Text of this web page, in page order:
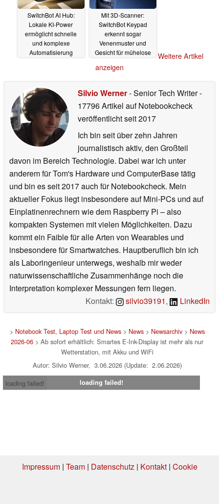
SwitchBot AI Hub:
Lokale KI-Power
ermöglicht schnelle
und komplexe
Automatisierung
Mit 3D-Scanner:
SwitchBot Keypad
erkennt sogar
Venenmuster und
Gesicht für mühelose
Weitere Artikel
anzeigen
Silvio Werner- Senior Tech Writer-
17796 Artikel auf Notebookcheck
veröffentlichtseit 2017
Ich bin seit über zehn Jahren
journalistisch aktiv, den Großteil
davon im Bereich Technologie. Dabei war ich unter
anderem für Tom's Hardware und ComputerBase tätig
und bin es seit 2017 auch für Notebookcheck. Mein
aktueller Fokus liegt insbesondere auf Mini-PCs und auf
Einplatinenrechnern wie dem Raspberry Pi – also
kompakten Systemen mit vielen Möglichkeiten. Dazu
kommt ein Faible für alle Arten von Wearables und
insbesondere für Smartwatches. Hauptberuflich bin ich
als Laboringenieur unterwegs, weshalb mir weder
naturwissenschaftliche Zusammenhänge noch die
Interpretation komplexer Messungen fern liegen.
Kontakt:
silvio39191, LinkedIn
> Notebook Test, Laptop Test und News> News> Newsarchiv> News
2026-06 > Ab sofort erhältlich: Smartes E-Ink-Display ist mehr als nur
Wetterstation, mit Akku und WiFi
Autor: Silvio Werner, 3.06.2026 (Update: 2.06.2026)
loading failed!
loading failed!
Impressum| Team| Datenschutz| Kontakt| Cookie